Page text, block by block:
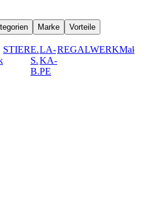
Marke Vorteile
STIERE.
S.
B.
LA-
KA-
PE
REGALWERKMakita